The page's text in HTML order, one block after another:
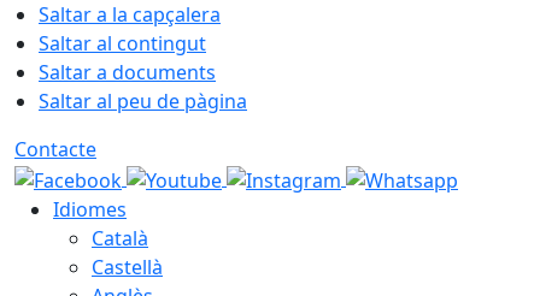
Saltar a la capçalera
Saltar al contingut
Saltar a documents
Saltar al peu de pàgina
Contacte
Idiomes
Català
Castellà